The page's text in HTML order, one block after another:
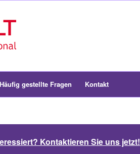
Häufig gestellte Fragen Kontakt
Kontaktieren Sie uns jetzt!